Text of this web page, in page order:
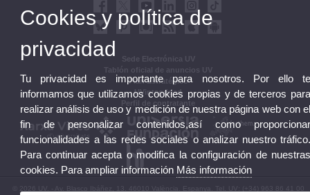
Sede Electrónica UV
Tablón oficial de anuncios UV
Plan Estratégico
UVintegridad
Perfil de contratante
© 2026 UV. - Av. Blasco Ibáñez, 13. 46010 València. Espanya. Tel. UV: (+34) 963 86 41 00
Cookies y política de
privacidad
Tu privacidad es importante para nosotros. Por ello
informamos que utilizamos cookies propias y de terceros
realizar análisis de uso y medición de nuestra página web con
fin de personalizar contenidos,así como
funcionalidades a las redes sociales o analizar nuestro
Para continuar acepta o modifica la configuración de
cookies. Para ampliar información Más información